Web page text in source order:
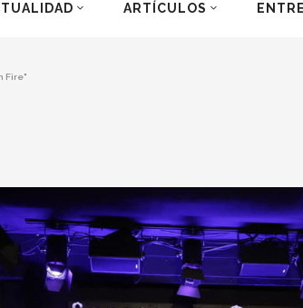
ARTÍCULOS
Fire"